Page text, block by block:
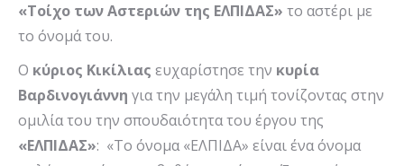
«Τοίχο των Αστεριών της ΕΛΠΙΔΑΣ» το αστέρι με
το όνομά του.
Ο κύριος Κικίλιας ευχαρίστησε την κυρία
Βαρδινογιάννη για την μεγάλη τιμή τονίζοντας στην
ομιλία του την σπουδαιότητα του έργου της
«ΕΛΠΙΔΑΣ»: «Το όνομα «ΕΛΠΙΔΑ» είναι ένα όνομα